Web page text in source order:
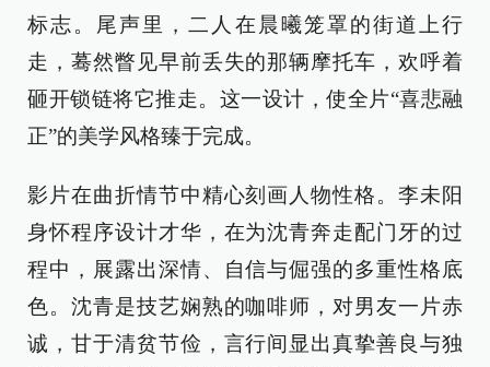
标志。尾声里，二人在晨曦笼罩的街道上行
走，蓦然瞥见早前丢失的那辆摩托车，欢呼着
砸开锁链将它推走。这一设计，使全片“喜悲融
正”的美学风格臻于完成。
影片在曲折情节中精心刻画人物性格。李未阳
身怀程序设计才华，在为沈青奔走配门牙的过
程中，展露出深情、自信与倔强的多重性格底
色。沈青是技艺娴熟的咖啡师，对男友一片赤
诚，甘于清贫节俭，言行间显出真挚善良与独